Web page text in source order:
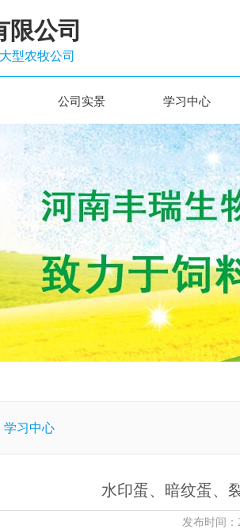
公司
型农牧公司
公司实景 学习中心
学习中心
水印蛋、暗纹蛋、
发布时间